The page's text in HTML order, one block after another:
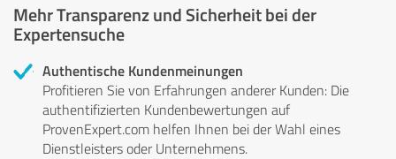
Mehr Transparenz und Sicherheit bei der
Expertensuche
Authentische Kundenmeinungen
Profitieren Sie von Erfahrungen anderer Kunden: Die
authentifizierten Kundenbewertungen auf
ProvenExpert.com helfen Ihnen bei der Wahl eines
Dienstleisters oder Unternehmens.